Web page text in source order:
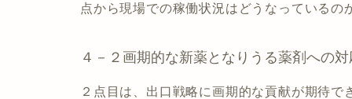
点から現場での稼働状況はどうなっているの
４－２画期的な新薬となりうる薬剤への対
２点目は、出口戦略に画期的な貢献が期待